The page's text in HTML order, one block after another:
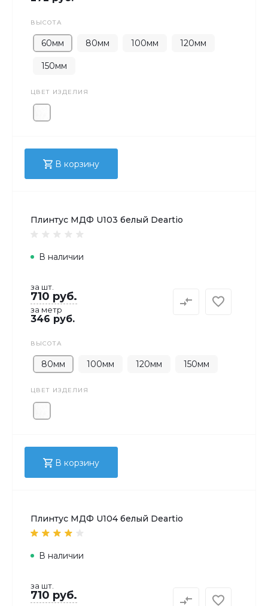
ВЫСОТА
60мм 80мм 100мм 120мм
150мм
ЦВЕТ ИЗДЕЛИЯ
В корзину
Плинтус МДФ U103 белый Deartio
В наличии
за шт.
710 руб.
за метр
346 руб.
ВЫСОТА
80мм 100мм 120мм 150мм
ЦВЕТ ИЗДЕЛИЯ
В корзину
Плинтус МДФ U104 белый Deartio
В наличии
за шт.
710 руб.